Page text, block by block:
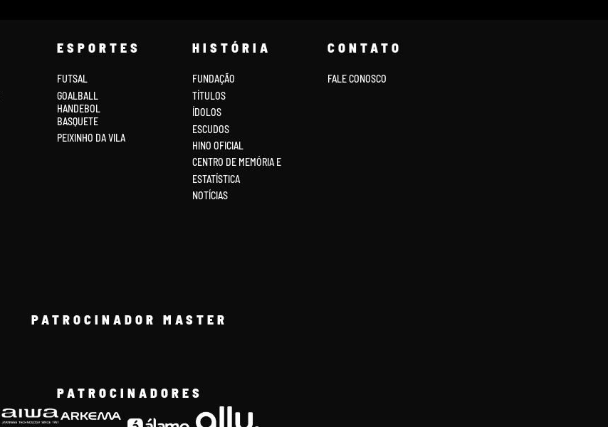
ESPORTES
FUTSAL
GOALBALL
HANDEBOL
BASQUETE
PEIXINHO DA VILA
HISTÓRIA
FUNDAÇÃO
TÍTULOS
ÍDOLOS
ESCUDOS
HINO OFICIAL
CENTRO DE MEMÓRIA E
ESTATÍSTICA
NOTÍCIAS
CONTATO
FALE CONOSCO
PATROCINADOR MASTER
PATROCINADORES